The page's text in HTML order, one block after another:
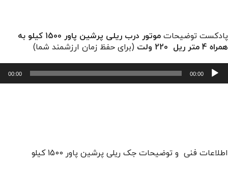
پادکست توضیحات
موتور درب ریلی پرشین پاور 1500 کیلو به
همراه 4 متر ریل 220 ولت
(برای حفظ زمان ارزشمند شما)
پخش‌کننده
صوت
00:00
00:00
اطلاعات فنی و توضیحات جک ریلی پرشین پاور 1500 کیلو